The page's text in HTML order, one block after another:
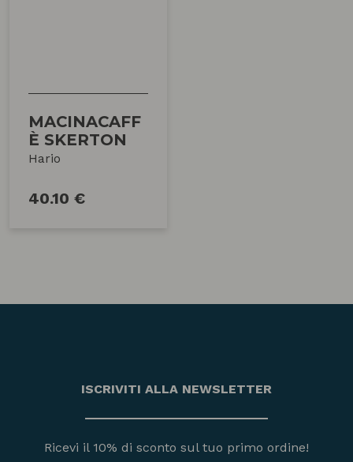
MACINACAFF
È SKERTON
Hario
40.10 €
ISCRIVITI ALLA NEWSLETTER
Ricevi il 10% di sconto sul tuo primo ordine!